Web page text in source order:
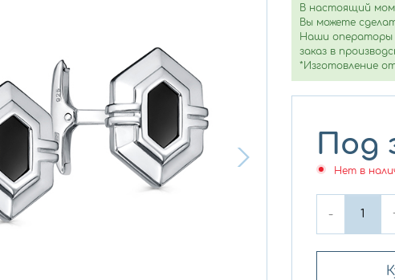
В настоящий
Вы можете
Наши операторы
заказ в
*Изготовление
Под
Нет в
-